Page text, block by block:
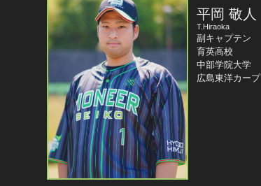
平岡 敬人
T.Hiraoka
副キャプテン
育英高校
中部学院大学
広島東洋カープ